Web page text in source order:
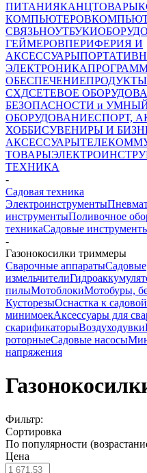
ПИТАНИЯКАНЦТОВАРЫ
КОМПЬЮТЕРОВ
СВЯЗЬНОУТБУКИ
ГЕЙМЕРОВПЕРИФЕРИЯ И
АКСЕССУАРЫ
ЭЛЕКТРОНИКА
ОБЕСПЕЧЕНИЕ
СХДСЕТЕВОЕ
БЕЗОПАСНОСТИ и
ОБОРУДОВАНИЕСПОРТ,
ХОББИСУВЕНИРЫ И
АКСЕССУАРЫ
ТОВАРЫ
ТЕХНИКА
-
Садовая техника
Электроинструменты
инструментыПоливочное
техникаСадовые
-
Газонокосилки триммеры
Сварочные аппаратыСадовые
измельчители
пилыМотоблокиМотобуры,
КусторезыОснастка к
минимоекАксессуары для
скарификаторыВоздуходувки
роторныеСадовые насосы
напряжения
Фильтр:
Сортировка
По популярности
Цена